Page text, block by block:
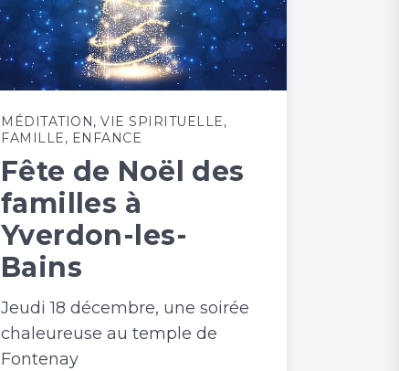
MÉDITATION , VIE SPIRITUELLE,
FAMILLE, ENFANCE
Fête de Noël des
familles à
Yverdon-les-
Bains
Jeudi 18 décembre, une soirée
chaleureuse au temple de
Fontenay